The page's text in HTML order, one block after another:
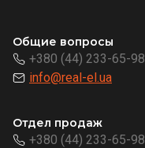
Общие вопросы
+380 (44) 233-65-98
info@real-el.ua
Отдел продаж
+380 (44) 233-65-98